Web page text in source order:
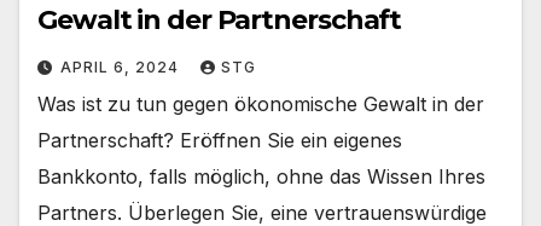
Gewalt in der Partnerschaft
APRIL 6, 2024 STG
Was ist zu tun gegen ökonomische Gewalt in der
Partnerschaft? Eröffnen Sie ein eigenes
Bankkonto, falls möglich, ohne das Wissen Ihres
Partners. Überlegen Sie, eine vertrauenswürdige